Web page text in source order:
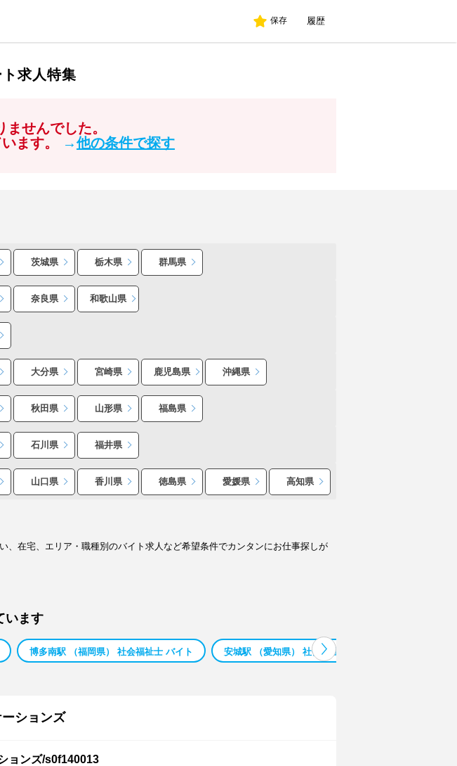
保存 履歴
求人特集
せんでした。
ます。
→他の条件で探す
茨城県 栃木県 群馬県
奈良県 和歌山県
大分県 宮崎県 鹿児島県 沖縄県
秋田県 山形県 福島県
石川県 福井県
山口県 香川県 徳島県 愛媛県 高知県
在宅、エリア・職種別のバイト求人など希望条件でカンタンにお仕事探しが
います
博多南駅 （福岡県） 社会福祉士 バイト 安城駅 （愛知県） 社会福祉士 バイト
ションズ
ョンズ/s0f140013